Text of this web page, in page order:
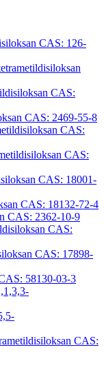
CAS: 126-
CAS:
CAS: 2469-55-8
CAS:
CAS:
CAS: 18001-
CAS: 18132-72-4
CAS: 2362-10-9
CAS:
CAS: 17898-
58130-03-3
CAS: